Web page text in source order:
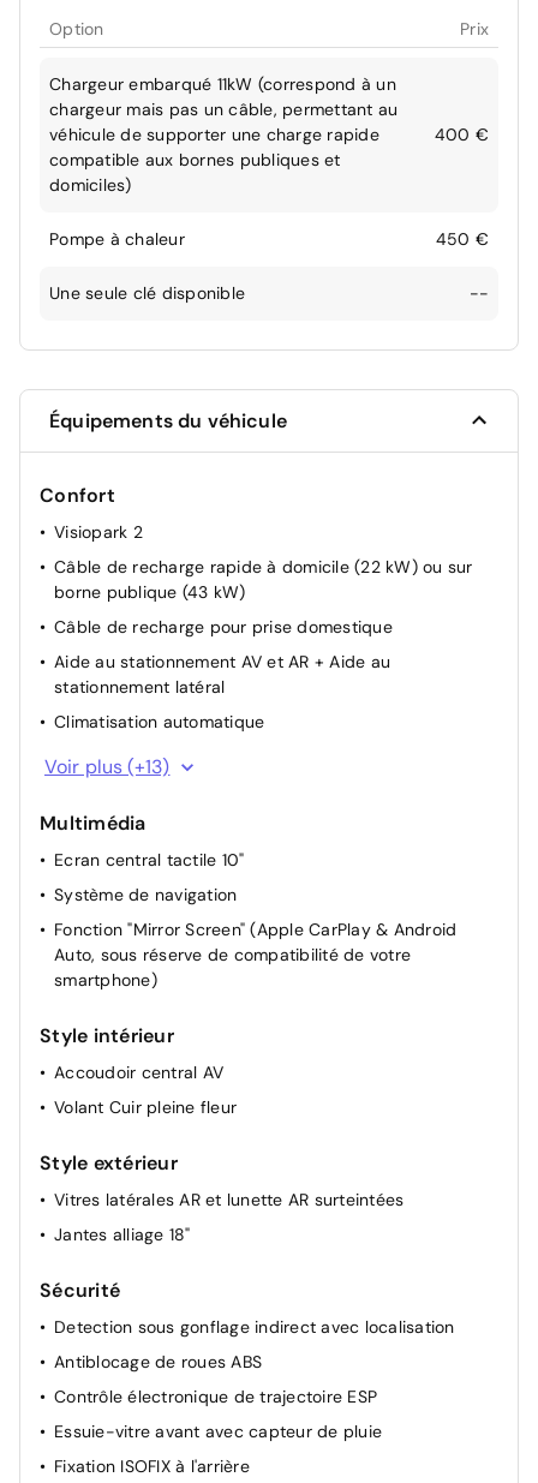
Option Prix
Chargeur embarqué 11kW (correspond à un
chargeur mais pas un câble, permettant au
véhicule de supporter une charge rapide
compatible aux bornes publiques et
domiciles)
400 €
Pompe à chaleur 450 €
Une seule clé disponible --
Équipements du véhicule
Confort
Visiopark 2
Câble de recharge rapide à domicile (22 kW) ou sur
borne publique (43 kW)
Câble de recharge pour prise domestique
Aide au stationnement AV et AR + Aide au
stationnement latéral
Climatisation automatique
Rétroviseurs extérieurs rabattables électriquement
Accoudoir central AR
Aide au maintien dans la voie actif
Siège passager réglable en hauteur
Siège conducteur avec réglage manuel en hauteur
Pochettes de rangement à l'AR des sièges AV
Rétroviseur intérieur Jour / Nuit Electrochrome
Siège conducteur avec réglage lombaire
Allumage automatique des feux de croisement +
croisement
Miroir de courtoisie occultable sans éclairage
Siège passager à réglage mécanique
Voir plus (+13)
Multimédia
Ecran central tactile 10"
Système de navigation
Fonction "Mirror Screen" (Apple CarPlay & Android
Auto, sous réserve de compatibilité de votre
smartphone)
Style intérieur
Accoudoir central AV
Volant Cuir pleine fleur
Style extérieur
Vitres latérales AR et lunette AR surteintées
Jantes alliage 18"
Sécurité
Detection sous gonflage indirect avec localisation
Antiblocage de roues ABS
Contrôle électronique de trajectoire ESP
Essuie-vitre avant avec capteur de pluie
Fixation ISOFIX à l'arrière